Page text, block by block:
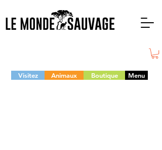
Visitez Animaux Boutique Menu